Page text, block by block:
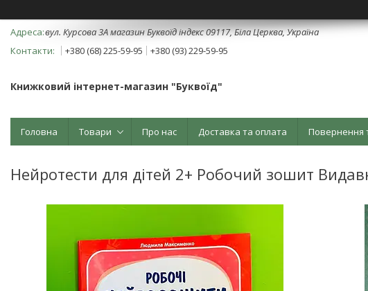
вул. Курсова 3А магазин Буквоїд індекс 09117, Біла Церква, Україна
+380 (68) 225-59-95
+380 (93) 229-59-95
Книжковий інтернет-магазин "Буквоїд"
Головна Товари Про нас Доставка та оплата Повернення
Нейротести для дітей 2+ Робочий зошит